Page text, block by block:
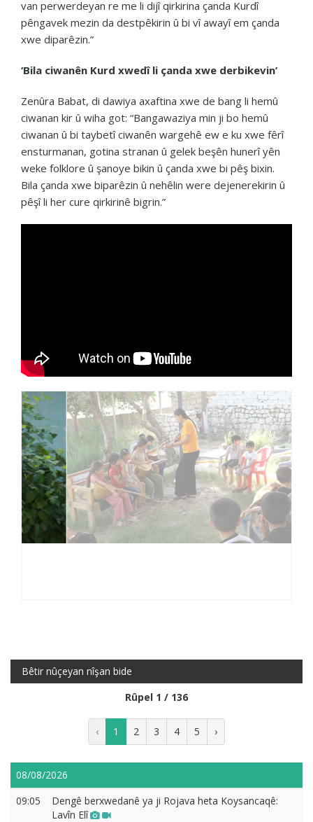
van perwerdeyan re me li dijî qirkirina çanda Kurdî
pêngavek mezin da destpêkirin û bi vî awayî em çanda
xwe diparêzin.”
‘Bila ciwanên Kurd xwedî li çanda xwe derbikevin’
Zenûra Babat, di dawiya axaftina xwe de bang li hemû
ciwanan kir û wiha got: “Bangawaziya min ji bo hemû
ciwanan û bi taybetî ciwanên wargehê ew e ku xwe fêrî
ensturmanan, gotina stranan û gelek beşên hunerî yên
weke folklore û şanoye bikin û çanda xwe bi pêş bixin.
Bila çanda xwe biparêzin û nehêlin were dejenerekirin û
pêşî li her cure qirkirinê bigrin.”
Bêtir nûçeyan nîşan bide
Rûpel 1 / 136
‹ 1 2 3 4 5 ›
08/08/2026
09:05
Dengê berxwedanê ya ji Rojava heta Koysancaqê:
Lavîn Elî